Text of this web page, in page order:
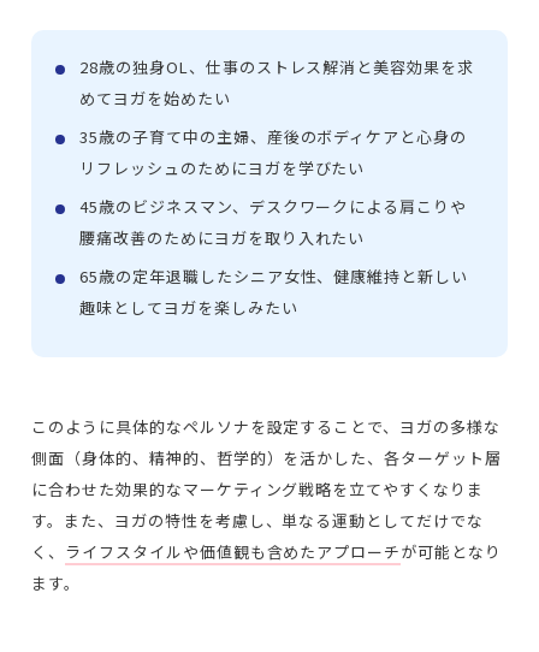
28歳の独身OL、仕事のストレス解消と美容効果を求
めてヨガを始めたい
35歳の子育て中の主婦、産後のボディケアと心身の
リフレッシュのためにヨガを学びたい
45歳のビジネスマン、デスクワークによる肩こりや
腰痛改善のためにヨガを取り入れたい
65歳の定年退職したシニア女性、健康維持と新しい
趣味としてヨガを楽しみたい
このように具体的なペルソナを設定することで、ヨガの多様な
側面（身体的、精神的、哲学的）を活かした、各ターゲット層
に合わせた効果的なマーケティング戦略を立てやすくなりま
す。また、ヨガの特性を考慮し、単なる運動としてだけでな
く、 ライフスタイルや価値観も含めたアプローチが可能となり
ます。